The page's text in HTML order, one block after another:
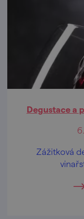
Degustace a
Zážitková